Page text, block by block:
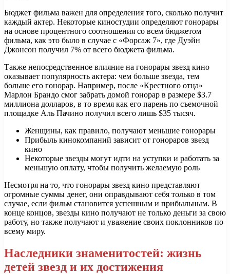
Бюджет фильма важен для определения того, сколько получит
каждый актер. Некоторые киностудии определяют гонорары
на основе процентного соотношения со всем бюджетом
фильма, как это было в случае с «Форсаж 7», где Дуэйн
Джонсон получил 7% от всего бюджета фильма.
Также непосредственное влияние на гонорары звезд кино
оказывает популярность актера: чем больше звезда, тем
больше его гонорар. Например, после «Крестного отца»
Марлон Брандо смог забрать домой гонорар в размере $3.7
миллиона долларов, в то время как его парень по съемочной
площадке Аль Пачино получил всего лишь $35 тысяч.
Женщины, как правило, получают меньшие гонорары
Прибыль кинокомпаний зависит от гонораров звезд
кино
Некоторые звезды могут идти на уступки и работать за
меньшую оплату, чтобы получить желаемую роль
Несмотря на то, что гонорары звезд кино представляют
огромные суммы денег, они оправдывают себя только в том
случае, если фильм становится успешным и прибыльным. В
конце концов, звезды кино получают не только деньги за свою
работу, но также получают и уважение своих поклонников по
всему миру.
Наследники знаменитостей: жизнь
детей звезд и их достижения